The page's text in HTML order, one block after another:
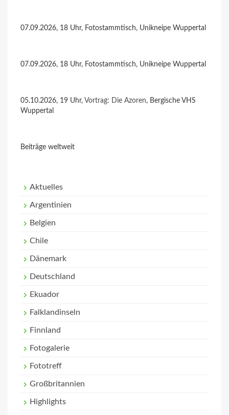
07.09.2026, 18 Uhr, Fotostammtisch, Unikneipe Wuppertal
07.09.2026, 18 Uhr, Fotostammtisch, Unikneipe Wuppertal
05.10.2026, 19 Uhr, Vortrag: Die Azoren, Bergische VHS
Wuppertal
Beiträge weltweit
Aktuelles
Argentinien
Belgien
Chile
Dänemark
Deutschland
Ekuador
Falklandinseln
Finnland
Fotogalerie
Fototreff
Großbritannien
Highlights